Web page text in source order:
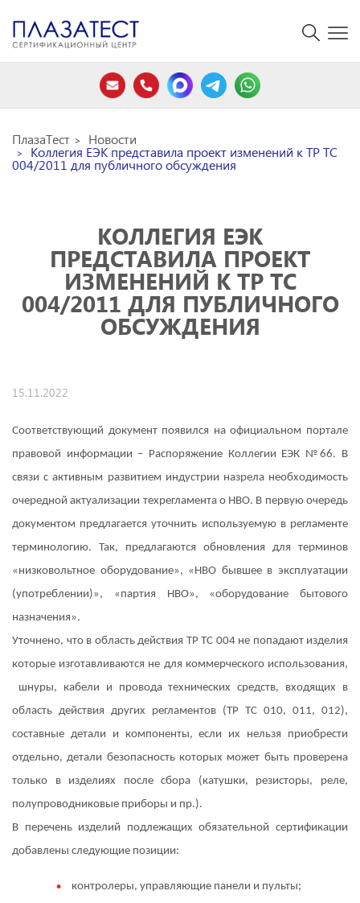
ПлазаТест Новости
Коллегия ЕЭК представила проект изменений к ТР ТС
004/2011 для публичного обсуждения
КОЛЛЕГИЯ ЕЭК
ПРЕДСТАВИЛА ПРОЕКТ
ИЗМЕНЕНИЙ К ТР ТС
004/2011 ДЛЯ ПУБЛИЧНОГО
ОБСУЖДЕНИЯ
15.11.2022
Соответствующий документ появился на официальном портале
правовой информации – Распоряжение Коллегии ЕЭК №66. В
связи с активным развитием индустрии назрела необходимость
очередной актуализации техрегламента о НВО. В первую очередь
документом предлагается уточнить используемую в регламенте
терминологию. Так, предлагаются обновления для терминов
«низковольтное оборудование», «НВО бывшее в эксплуатации
(употреблении)», «партия НВО», «оборудование бытового
назначения».
Уточнено, что в область действия ТР ТС 004 не попадают изделия
которые изготавливаются не для коммерческого использования,
шнуры, кабели и провода технических средств, входящих в
область действия других регламентов (ТР ТС 010, 011, 012),
составные детали и компоненты, если их нельзя приобрести
отдельно, детали безопасность которых может быть проверена
только в изделиях после сбора (катушки, резисторы, реле,
полупроводниковые приборы и пр.).
В перечень изделий подлежащих обязательной сертификации
добавлены следующие позиции:
контролеры, управляющие панели и пульты;